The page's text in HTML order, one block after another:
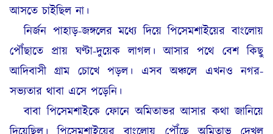
আসতে চাইছিল না।
নির্জন পাহাড়-জঙ্গলের মধ্যে দিয়ে পিসেমশাইয়ের বাংলোয়
পৌঁছাতে প্রায় ঘণ্টা-দুয়েক লাগল। আসার পথে বেশ কিছু
আদিবাসী গ্রাম চোখে পড়ল। এসব অঞ্চলে এখনও নগর-
সভ্যতার থাবা এসে পড়েনি।
বাবা পিসেমশাইকে ফোনে অমিতাভর আসার কথা জানিয়ে